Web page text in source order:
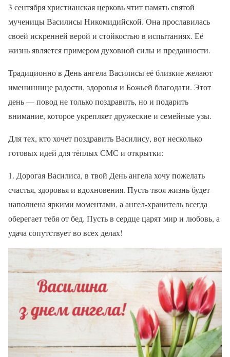
3 сентября христианская церковь чтит память святой
мученицы Василисы Никомидийской. Она прославилась
своей искренней верой и стойкостью в испытаниях. Её
жизнь является примером духовной силы и преданности.
Традиционно в День ангела Василисы её близкие желают
имениннице радости, здоровья и Божьей благодати. Этот
день — повод не только поздравить, но и подарить
внимание, которое укрепляет дружеские и семейные узы.
Для тех, кто хочет поздравить Василису, вот несколько
готовых идей для тёплых СМС и открытки:
1. Дорогая Василиса, в твой День ангела хочу пожелать
счастья, здоровья и вдохновения. Пусть твоя жизнь будет
наполнена яркими моментами, а ангел-хранитель всегда
оберегает тебя от бед. Пусть в сердце царят мир и любовь, а
удача сопутствует во всех делах!